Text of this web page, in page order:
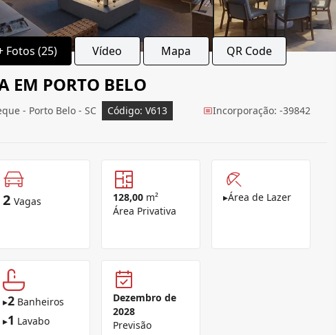
Fotos (25) Vídeo Mapa QR Code
EM PORTO BELO
- Porto Belo - SC Código: V613 Incorporação: -39842
2 Vagas 128,00 m²
Área Privativa
▸Área de Lazer
▸2 Banheiros
▸1 Lavabo
Dezembro de
2028
Previsão